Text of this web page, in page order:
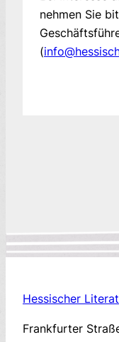
nehmen Sie
(
Hessischer
Frankfurter